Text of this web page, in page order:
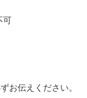
可
お伝えください。